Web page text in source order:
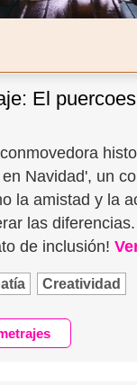
El
Navidad', un
la amistad y la
las
de inclusión!
Creatividad